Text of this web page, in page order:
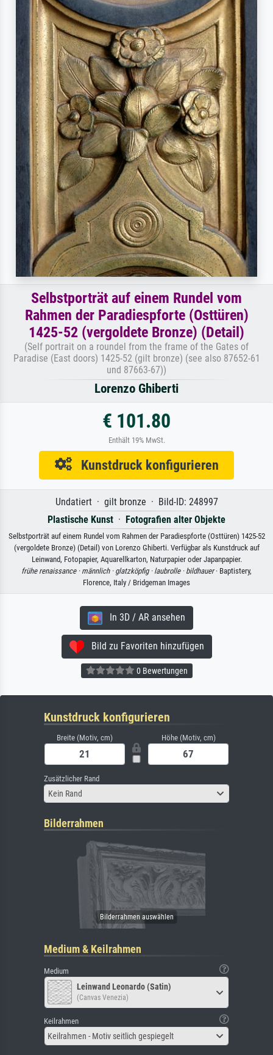
Selbstporträt auf einem Rundel vom
Rahmen der Paradiespforte (Osttüren)
1425-52 (vergoldete Bronze) (Detail)
(Self portrait on a roundel from the frame of the Gates of
Paradise (East doors) 1425-52 (gilt bronze) (see also 87652-61
und 87663-67))
Lorenzo Ghiberti
€ 101.80
Enthält 19% MwSt.
Kunstdruck konfigurieren
Undatiert · gilt bronze · Bild-ID: 248997
Plastische Kunst · Fotografien alter Objekte
Selbstporträt auf einem Rundel vom Rahmen der Paradiespforte (Osttüren) 1425-52
(vergoldete Bronze) (Detail) von Lorenzo Ghiberti. Verfügbar als Kunstdruck auf
Leinwand, Fotopapier, Aquarellkarton, Naturpapier oder Japanpapier.
frühe renaissance · männlich · glatzköpfig · laubrolle · bildhauer· Baptistery,
Florence, Italy / Bridgeman Images
In 3D / AR ansehen
Bild zu Favoriten hinzufügen
0 Bewertungen
Kunstdruck konfigurieren
Breite (Motiv, cm) Höhe (Motiv, cm)
Zusätzlicher Rand
Kein Rand
Bilderrahmen
Medium & Keilrahmen
Medium
Leinwand Leonardo (Satin)
(Canvas Venezia)
Keilrahmen
Keilrahmen - Motiv seitlich gespiegelt